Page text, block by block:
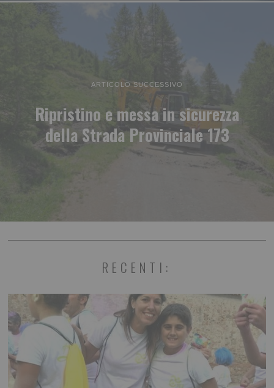
ARTICOLO SUCCESSIVO
Ripristino e messa in sicurezza
della Strada Provinciale 173
RECENTI: